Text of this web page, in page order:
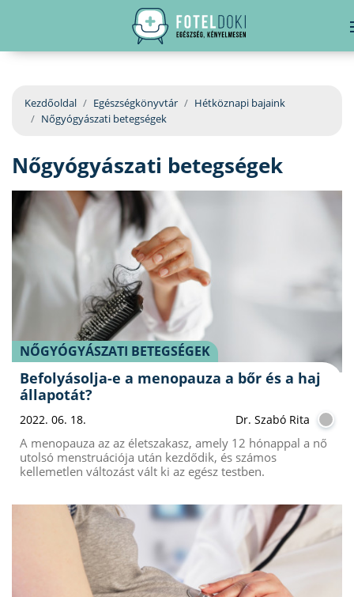
EGÉSZSÉGKÖNYVTÁR
BETEGSÉGKALAUZ
ÜGYELETKERESŐ
ORVOS VÁLASZOL
ORVOSKERESŐ
hirdetés
Kezdőoldal Egészségkönyvtár
Hétköznapi bajaink
Nőgyógyászati betegségek
Nőgyógyászati betegségek
NŐGYÓGYÁSZATI BETEGSÉGEK
Befolyásolja-e a menopauza a bőr és a haj
állapotát?
2022. 06. 18. Dr. Szabó Rita
A menopauza az az életszakasz, amely 12 hónappal a nő
utolsó menstruációja után kezdődik, és számos
kellemetlen változást vált ki az egész testben.